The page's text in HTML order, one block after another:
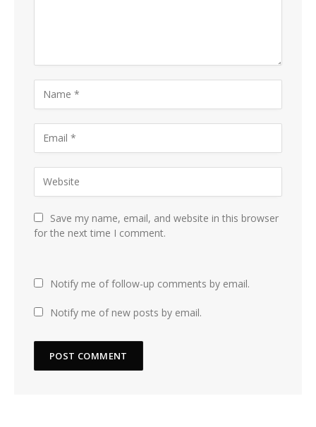
Save my name, email, and website in this browser
for the next time I comment.
Notify me of follow-up comments by email.
Notify me of new posts by email.